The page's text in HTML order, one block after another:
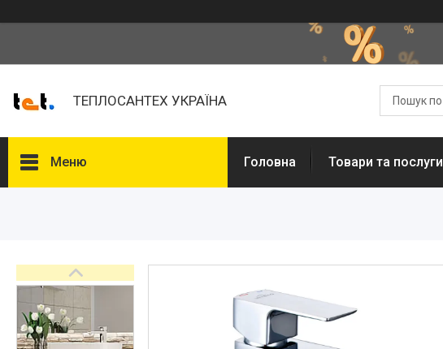
ТЕПЛОСАНТЕХ УКРАЇНА
Меню Головна Товари та послуги